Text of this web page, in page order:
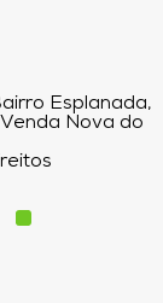
Esplanada,
Nova do